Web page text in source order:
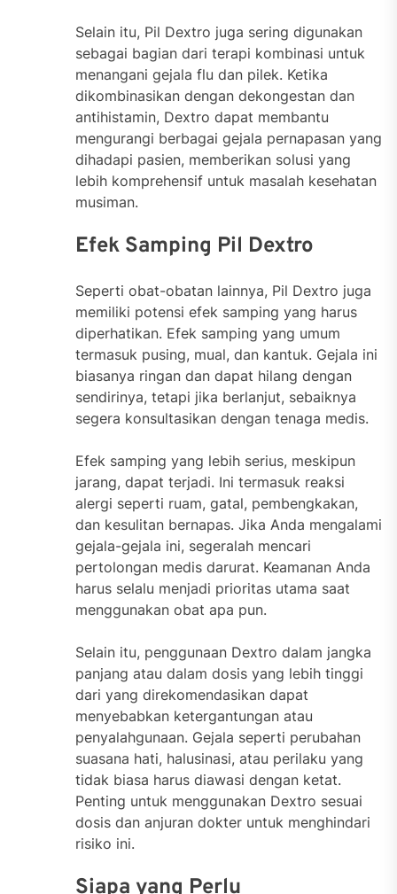
Selain itu, Pil Dextro juga sering digunakan
sebagai bagian dari terapi kombinasi untuk
menangani gejala flu dan pilek. Ketika
dikombinasikan dengan dekongestan dan
antihistamin, Dextro dapat membantu
mengurangi berbagai gejala pernapasan yang
dihadapi pasien, memberikan solusi yang
lebih komprehensif untuk masalah kesehatan
musiman.
Efek Samping Pil Dextro
Seperti obat-obatan lainnya, Pil Dextro juga
memiliki potensi efek samping yang harus
diperhatikan. Efek samping yang umum
termasuk pusing, mual, dan kantuk. Gejala ini
biasanya ringan dan dapat hilang dengan
sendirinya, tetapi jika berlanjut, sebaiknya
segera konsultasikan dengan tenaga medis.
Efek samping yang lebih serius, meskipun
jarang, dapat terjadi. Ini termasuk reaksi
alergi seperti ruam, gatal, pembengkakan,
dan kesulitan bernapas. Jika Anda mengalami
gejala-gejala ini, segeralah mencari
pertolongan medis darurat. Keamanan Anda
harus selalu menjadi prioritas utama saat
menggunakan obat apa pun.
Selain itu, penggunaan Dextro dalam jangka
panjang atau dalam dosis yang lebih tinggi
dari yang direkomendasikan dapat
menyebabkan ketergantungan atau
penyalahgunaan. Gejala seperti perubahan
suasana hati, halusinasi, atau perilaku yang
tidak biasa harus diawasi dengan ketat.
Penting untuk menggunakan Dextro sesuai
dosis dan anjuran dokter untuk menghindari
risiko ini.
Siapa yang Perlu